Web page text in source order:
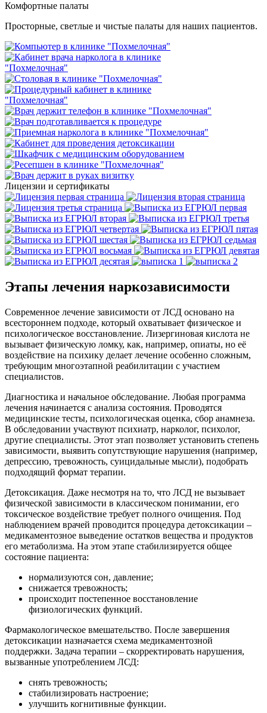
Комфортные палаты
Просторные, светлые и чистые палаты для наших пациентов.
Лицензии и сертификаты
Этапы лечения наркозависимости
Современное лечение зависимости от ЛСД основано на
всестороннем подходе, который охватывает физическое и
психологическое восстановление. Лизергиновая кислота не
вызывает физическую ломку, как, например, опиаты, но её
воздействие на психику делает лечение особенно сложным,
требующим многоэтапной реабилитации с участием
специалистов.
Диагностика и начальное обследование. Любая программа
лечения начинается с анализа состояния. Проводятся
медицинские тесты, психологическая оценка, сбор анамнеза.
В обследовании участвуют психиатр, нарколог, психолог,
другие специалисты. Этот этап позволяет установить степень
зависимости, выявить сопутствующие нарушения (например,
депрессию, тревожность, суицидальные мысли), подобрать
подходящий формат терапии.
Детоксикация. Даже несмотря на то, что ЛСД не вызывает
физической зависимости в классическом понимании, его
токсическое воздействие требует полного очищения. Под
наблюдением врачей проводится процедура детоксикации –
медикаментозное выведение остатков вещества и продуктов
его метаболизма. На этом этапе стабилизируется общее
состояние пациента:
нормализуются сон, давление;
снижается тревожность;
происходит постепенное восстановление
физиологических функций.
Фармакологическое вмешательство. После завершения
детоксикации назначается схема медикаментозной
поддержки. Задача терапии – скорректировать нарушения,
вызванные употреблением ЛСД:
снять тревожность;
стабилизировать настроение;
улучшить когнитивные функции.